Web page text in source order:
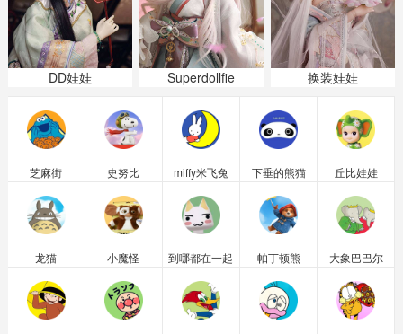
DD娃娃 Superdollfie 换装娃娃
芝麻街 史努比 miffy米飞兔 下垂的熊猫 丘比娃娃
龙猫 小魔怪 到哪都在一起 帕丁顿熊 大象巴巴尔